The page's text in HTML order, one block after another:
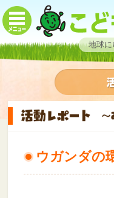
地球に
ウガンダの